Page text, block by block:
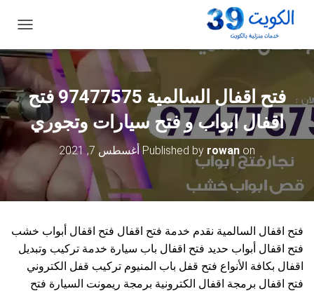
ب
ل
ا
ل
ت
ق
فتح اقفال السالمية 97477575 فتح
اقفال ابواب و فتح سيارات وتجوري
Published by rowan on أغسطس 7, 2021
فتح اقفال السالمية نقدم خدمة فتح اقفال فتح اقفال أبواب خشب
فتح اقفال أبواب حديد فتح اقفال باب سيارة خدمة تركيب وتبديل
اقفال بكافة الأنواع فتح قفل باب المنيوم تركيب قفل الكتروني
فتح اقفال برمجة اقفال الكترونية برمجة ريمونت السيارة فتح